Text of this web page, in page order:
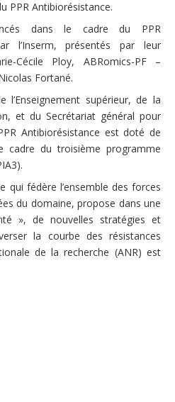
PPR Antibiorésistance.
dans le cadre du PPR
l’Inserm, présentés par leur
Cécile Ploy, ABRomics-PF –
Fortané.
l’Enseignement supérieur, de la
et du Secrétariat général pour
Antibiorésistance est doté de
cadre du troisième programme
qui fédère l’ensemble des forces
du domaine, propose dans une
», de nouvelles stratégies et
la courbe des résistances
de la recherche (ANR) est